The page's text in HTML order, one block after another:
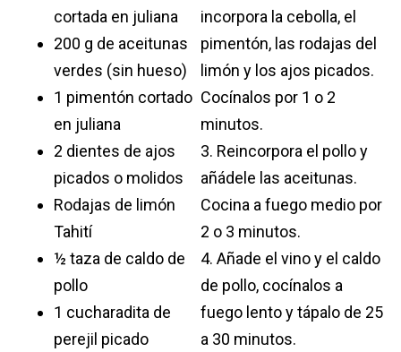
cortada en juliana
200 g de aceitunas
verdes (sin hueso)
1 pimentón cortado
en juliana
2 dientes de ajos
picados o molidos
Rodajas de limón
Tahití
½ taza de caldo de
pollo
1 cucharadita de
perejil picado
incorpora la cebolla, el
pimentón, las rodajas del
limón y los ajos picados.
Cocínalos por 1 o 2
minutos.
3. Reincorpora el pollo y
añádele las aceitunas.
Cocina a fuego medio por
2 o 3 minutos.
4. Añade el vino y el caldo
de pollo, cocínalos a
fuego lento y tápalo de 25
a 30 minutos.